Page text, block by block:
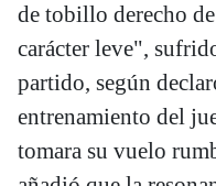
de tobillo derecho
carácter leve",
partido, según
entrenamiento del
tomara su vuelo